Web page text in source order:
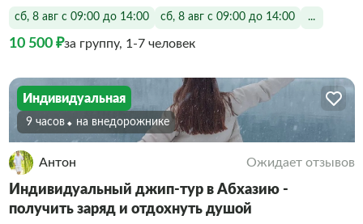
сб, 8 авг с 09:00 до 14:00 сб, 8 авг с 09:00 до 14:00 ...
10 500 ₽за группу, 1-7 человек
Индивидуальная
9 часов На внедорожнике
Антон Ожидает отзывов
Индивидуальный джип-тур в Абхазию -
получить заряд и отдохнуть душой